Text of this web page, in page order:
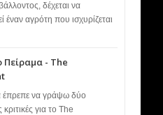
δέχεται να
έναν αγρότη που ισχυρίζεται
Πείραμα - The
έπρεπε να γράψω δύο
κριτικές για το The